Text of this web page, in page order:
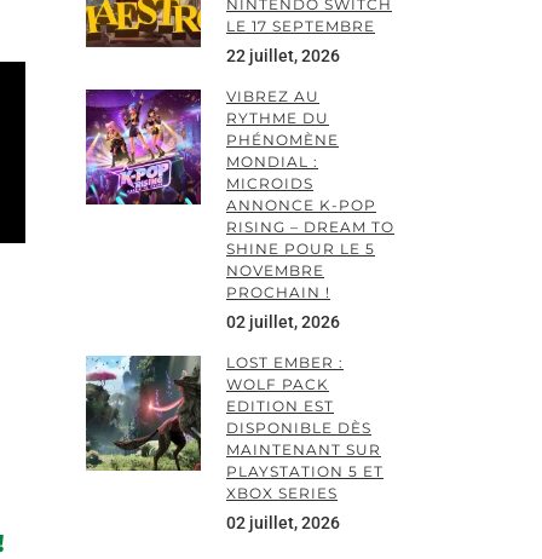
NINTENDO SWITCH
LE 17 SEPTEMBRE
22 juillet, 2026
VIBREZ AU
RYTHME DU
PHÉNOMÈNE
MONDIAL :
MICROIDS
ANNONCE K-POP
RISING – DREAM TO
SHINE POUR LE 5
NOVEMBRE
PROCHAIN !
02 juillet, 2026
LOST EMBER :
WOLF PACK
EDITION EST
DISPONIBLE DÈS
MAINTENANT SUR
PLAYSTATION 5 ET
XBOX SERIES
02 juillet, 2026